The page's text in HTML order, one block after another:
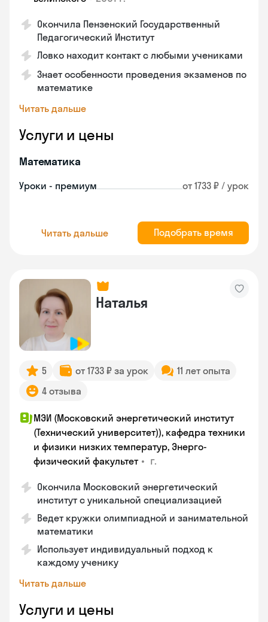
Окончила Пензенский Государственный
Педагогический Институт
Ловко находит контакт с любыми учениками
Знает особенности проведения экзаменов по
математике
Читать дальше
Услуги и цены
Математика
Уроки - премиум от 1733 ₽ / урок
Читать дальше Подобрать время
Наталья
5 от 1733 ₽ за урок
11 лет опыта
4 отзыва
МЭИ (Московский энергетический институт
(Технический университет)), кафедра техники
и физики низких температур, Энерго-
физический факультет • г.
Окончила Московский энергетический
институт с уникальной специализацией
Ведет кружки олимпиадной и занимательной
математики
Использует индивидуальный подход к
каждому ученику
Читать дальше
Услуги и цены